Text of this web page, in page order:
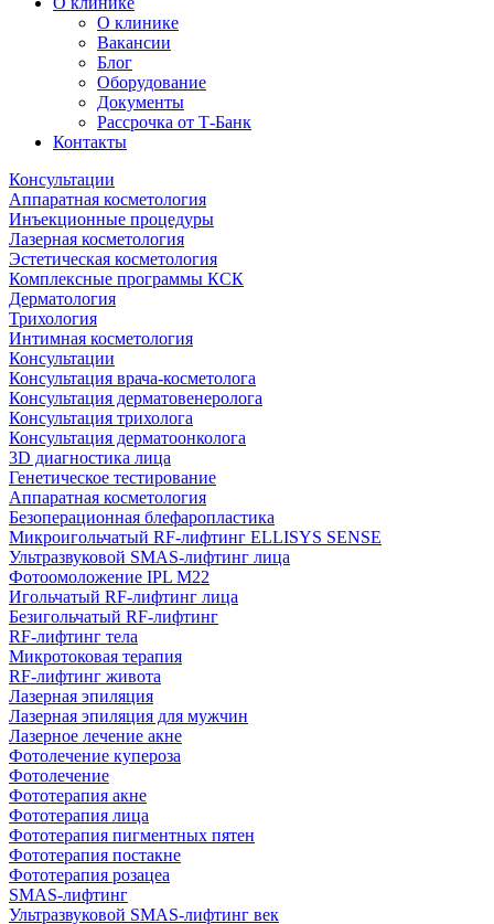
О клинике
Вакансии
Блог
Оборудование
Документы
Рассрочка от Т-Банк
Контакты
Консультации
Аппаратная косметология
Инъекционные процедуры
Лазерная косметология
Эстетическая косметология
Комплексные программы КСК
Дерматология
Трихология
Интимная косметология
Консультации
Консультация врача-косметолога
Консультация дерматовенеролога
Консультация трихолога
Консультация дерматоонколога
3D диагностика лица
Генетическое тестирование
Аппаратная косметология
Безоперационная блефаропластика
Микроигольчатый RF-лифтинг ELLISYS SENSE
Ультразвуковой SMAS-лифтинг лица
Фотоомоложение IPL M22
Игольчатый RF-лифтинг лица
Безигольчатый RF-лифтинг
RF-лифтинг тела
Микротоковая терапия
RF-лифтинг живота
Лазерная эпиляция
Лазерная эпиляция для мужчин
Лазерное лечение акне
Фотолечение купероза
Фотолечение
Фототерапия акне
Фототерапия лица
Фототерапия пигментных пятен
Фототерапия постакне
Фототерапия розацеа
SMAS-лифтинг
Ультразвуковой SMAS-лифтинг век